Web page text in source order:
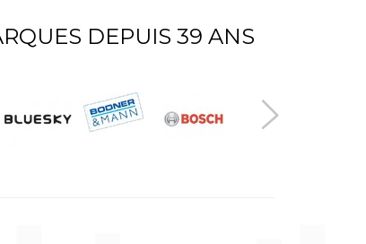
DEPUIS 39 ANS